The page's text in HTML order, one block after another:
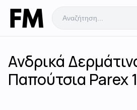
Ανδρικά
Παπούτσια Parex